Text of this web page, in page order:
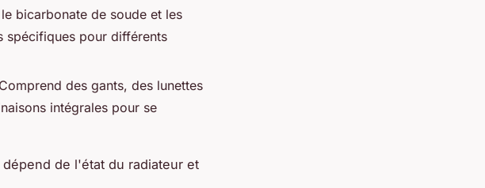
bicarbonate de soude et les
spécifiques pour différents
des gants, des lunettes
intégrales pour se
dépend de l'état du radiateur et